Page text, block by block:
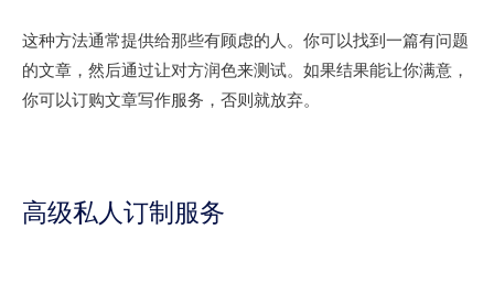
这种方法通常提供给那些有顾虑的人。你可以找到一篇有问题
的文章，然后通过让对方润色来测试。如果结果能让你满意，
你可以订购文章写作服务，否则就放弃。
高级私人订制服务